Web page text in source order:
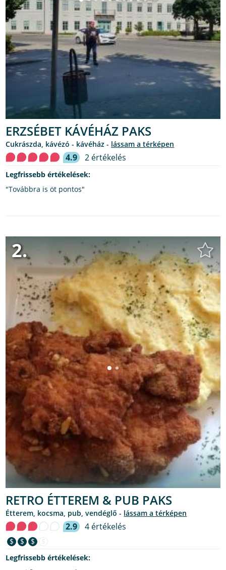
ERZSÉBET KÁVÉHÁZ PAKS
cukrászda, kávézó - kávéház - lássam a térképen
4.9 2 értékelés
Legfrissebb értékelések:
"Továbbra is öt pontos"
2.
RETRO ÉTTEREM & PUB PAKS
étterem, kocsma, pub, vendéglő - lássam a térképen
2.9 4 értékelés
$ $ $
Legfrissebb értékelések: